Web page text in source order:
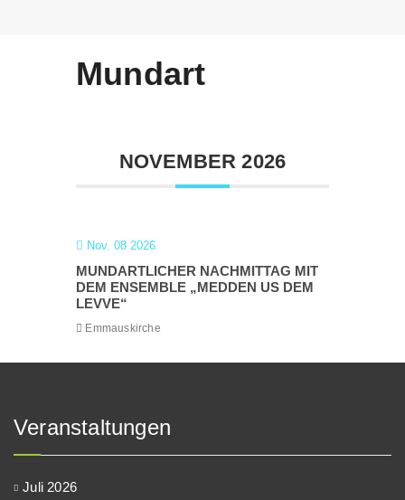
Mundart
NOVEMBER 2026
Nov. 08 2026
MUNDARTLICHER NACHMITTAG MIT
DEM ENSEMBLE „MEDDEN US DEM
LEVVE“
Emmauskirche
Veranstaltungen
Juli 2026